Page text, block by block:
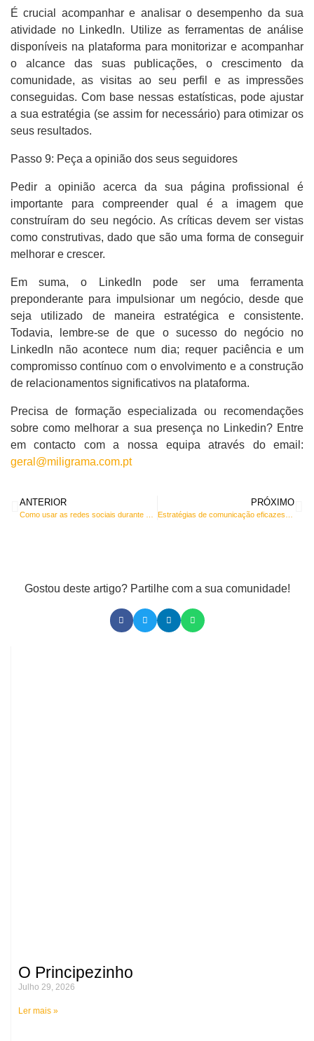
É crucial acompanhar e analisar o desempenho da sua
atividade no LinkedIn. Utilize as ferramentas de análise
disponíveis na plataforma para monitorizar e acompanhar
o alcance das suas publicações, o crescimento da
comunidade, as visitas ao seu perfil e as impressões
conseguidas. Com base nessas estatísticas, pode ajustar
a sua estratégia (se assim for necessário) para otimizar os
seus resultados.
Passo 9: Peça a opinião dos seus seguidores
Pedir a opinião acerca da sua página profissional é
importante para compreender qual é a imagem que
construíram do seu negócio. As críticas devem ser vistas
como construtivas, dado que são uma forma de conseguir
melhorar e crescer.
Em suma, o LinkedIn pode ser uma ferramenta
preponderante para impulsionar um negócio, desde que
seja utilizado de maneira estratégica e consistente.
Todavia, lembre-se de que o sucesso do negócio no
LinkedIn não acontece num dia; requer paciência e um
compromisso contínuo com o envolvimento e a construção
de relacionamentos significativos na plataforma.
Precisa de formação especializada ou recomendações
sobre como melhorar a sua presença no Linkedin? Entre
em contacto com a nossa equipa através do email:
geral@miligrama.com.pt
ANTERIOR PRÓXIMO
Gostou deste artigo? Partilhe com a sua comunidade!
O Principezinho
Julho 29, 2026
Ler mais »